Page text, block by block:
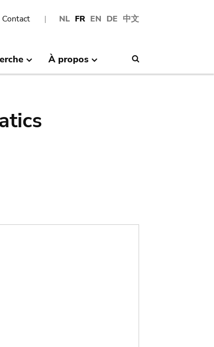
NL FR EN DE 中文
Contact
À propos